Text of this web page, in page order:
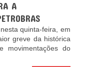
A
quinta-feira, em
greve da histórica
movimentações do